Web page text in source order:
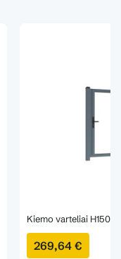
Kiemo varteliai H1500
269,64 €